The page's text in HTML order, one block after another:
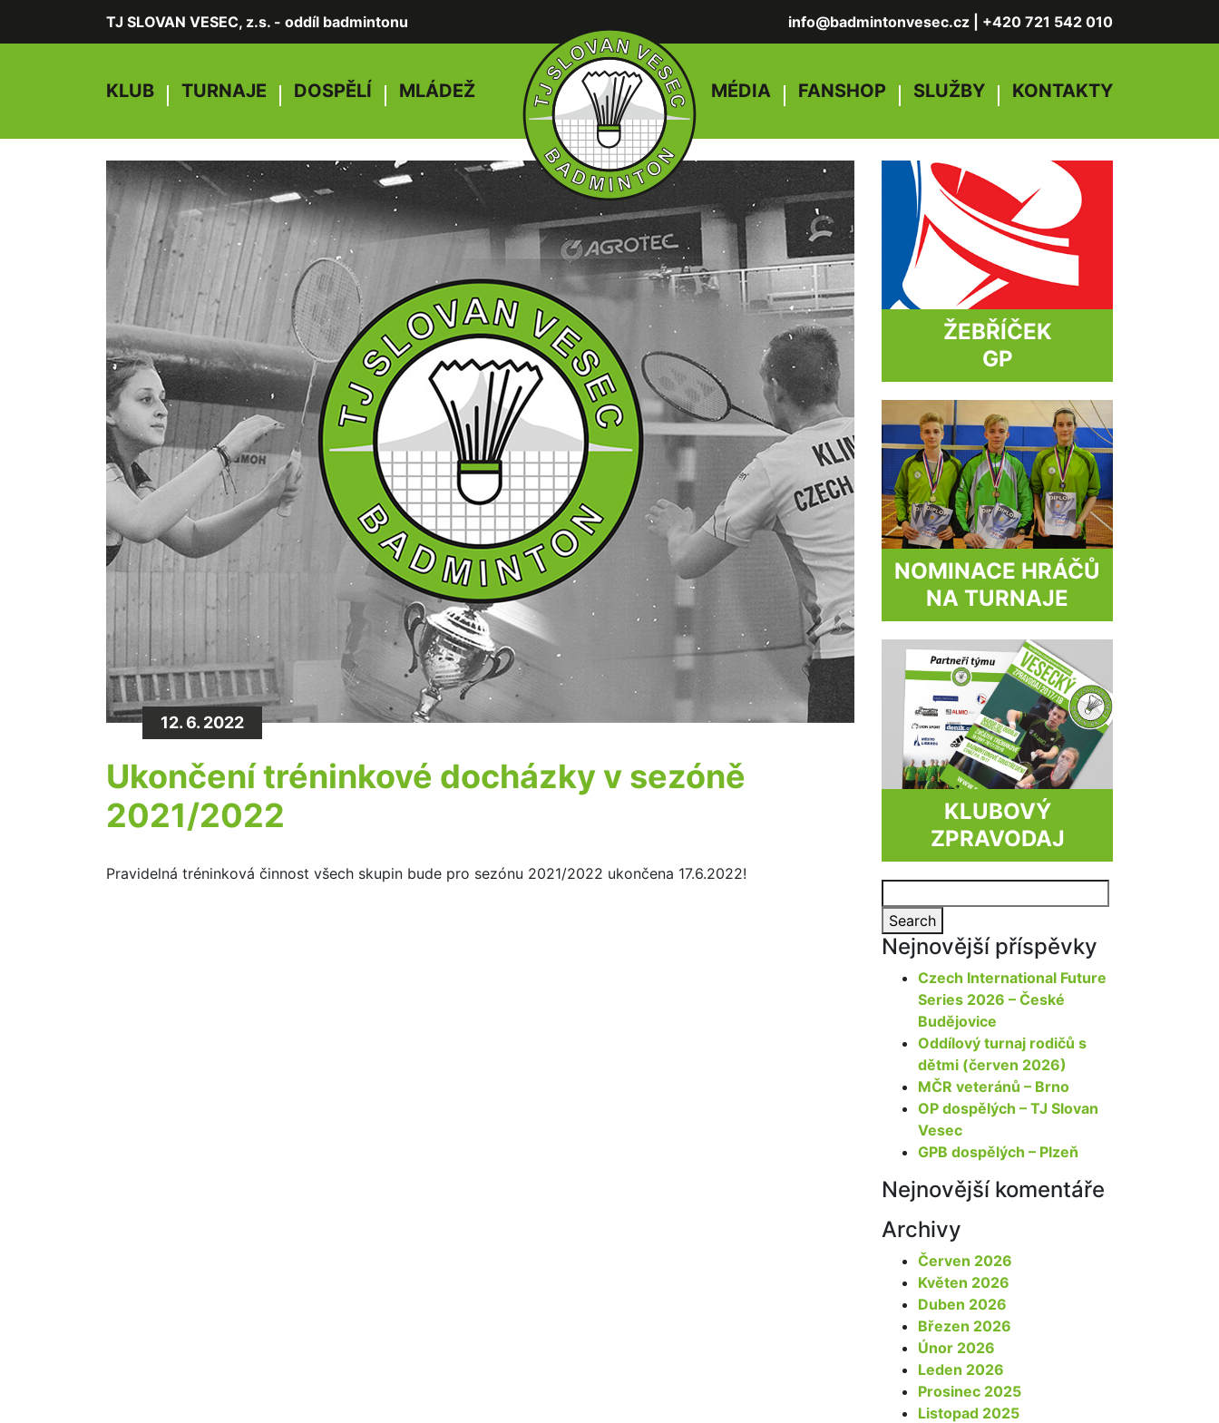
TJ SLOVAN VESEC, z.s. - oddíl badmintonu info@badmintonvesec.cz +420 721 542 010
KLUB TURNAJE DOSPĚLÍ MLÁDEŽ MÉDIA FANSHOP SLUŽBY KONTAKTY
12. 6. 2022
Ukončení tréninkové docházky v sezóně
2021/2022
Pravidelná tréninková činnost všech skupin bude pro sezónu 2021/2022 ukončena 17.6.2022!
ŽEBŘÍČEK
GP
NOMINACE HRÁČŮ
NA TURNAJE
KLUBOVÝ
ZPRAVODAJ
for:
Search
Nejnovější příspěvky
Czech International Future
Series 2026 – České
Budějovice
Oddílový turnaj rodičů s
dětmi (červen 2026)
MČR veteránů – Brno
OP dospělých – TJ Slovan
Vesec
GPB dospělých – Plzeň
Nejnovější komentáře
Archivy
Červen 2026
Květen 2026
Duben 2026
Březen 2026
Únor 2026
Leden 2026
Prosinec 2025
Listopad 2025